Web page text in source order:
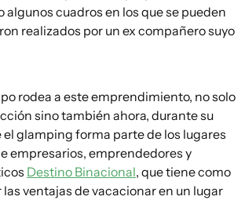
algunos cuadros en los que se pueden
realizados por un ex compañero suyo
rodea a este emprendimiento, no solo
sino también ahora, durante su
el glamping forma parte de los lugares
empresarios, emprendedores y
Destino Binacional, que tiene como
ventajas de vacacionar en un lugar